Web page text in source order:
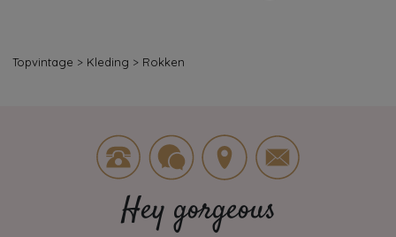
Topvintage > Kleding > Rokken
Hey gorgeous